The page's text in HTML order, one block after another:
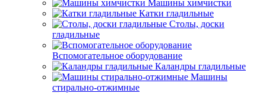
Машины химчистки
Катки гладильные
Столы, доски
гладильные
Вспомогательное оборудование
Каландры гладильные
Машины
стирально-отжимные